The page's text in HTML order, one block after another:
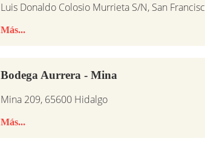
Luis Donaldo Colosio Murrieta S/N, San
Más...
Bodega Aurrera - Mina
Mina 209, 65600 Hidalgo
Más...